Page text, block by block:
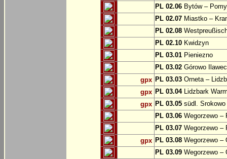
PL 02.06 Bytów –
PL 02.07 Miastko –
PL 02.08
PL 02.10 Kwidzyn
PL 03.01 Pieniezno
PL 03.02 Górowo
gpx PL 03.03 Orneta –
gpx PL 03.04Lidzbark
gpx PL 03.05 südl.
PL 03.06 Wegorzewo –
PL 03.07 Wegorzewo –
gpx PL 03.08 Wegorzewo –
PL 03.09 Wegorzewo –